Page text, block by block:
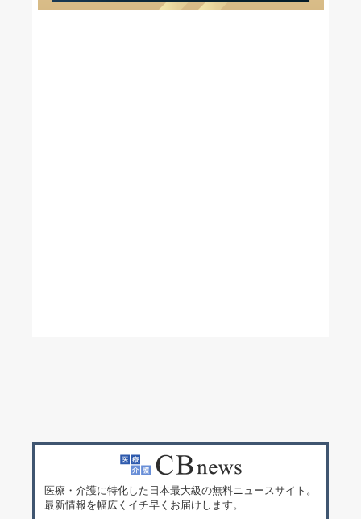
医療・介護に特化した日本最大級の無料ニュースサイト。
最新情報を幅広くイチ早くお届けします。